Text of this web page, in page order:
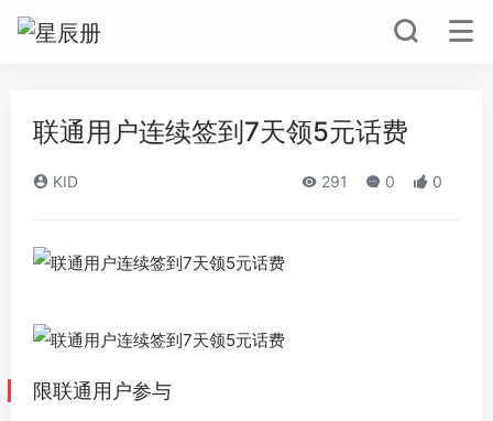
联通用户连续签到7天领5元话费
KID 291 0 0
限联通用户参与